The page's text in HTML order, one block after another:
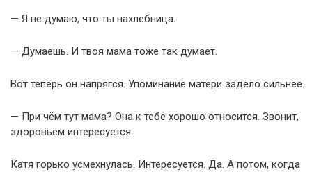
— Я не думаю, что ты нахлебница.
— Думаешь. И твоя мама тоже так думает.
Вот теперь он напрягся. Упоминание матери задело сильнее.
— При чём тут мама? Она к тебе хорошо относится. Звонит,
здоровьем интересуется.
Катя горько усмехнулась. Интересуется. Да. А потом, когда